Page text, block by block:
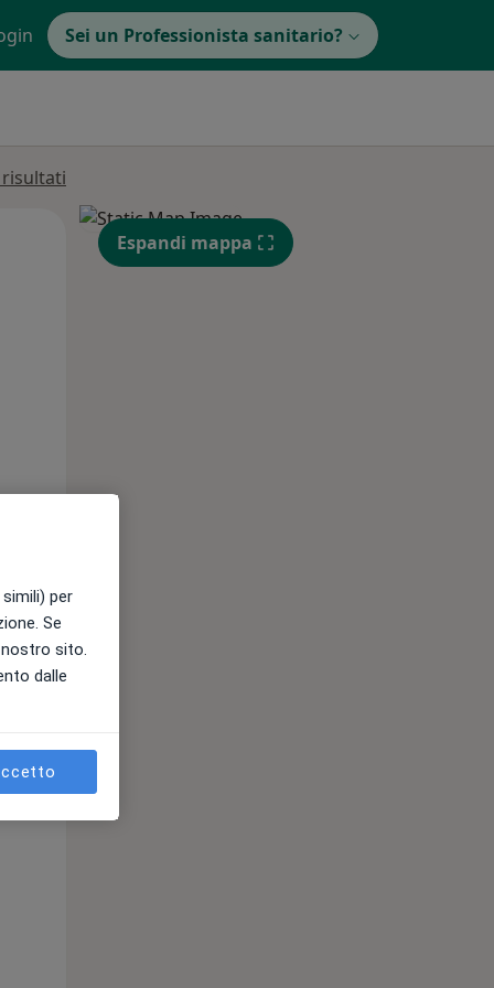
Sei un Professionista sanitario?
Mar, Mer,
12 Ago
Lun,
Espandi mappa
per
Se
sito.
dalle